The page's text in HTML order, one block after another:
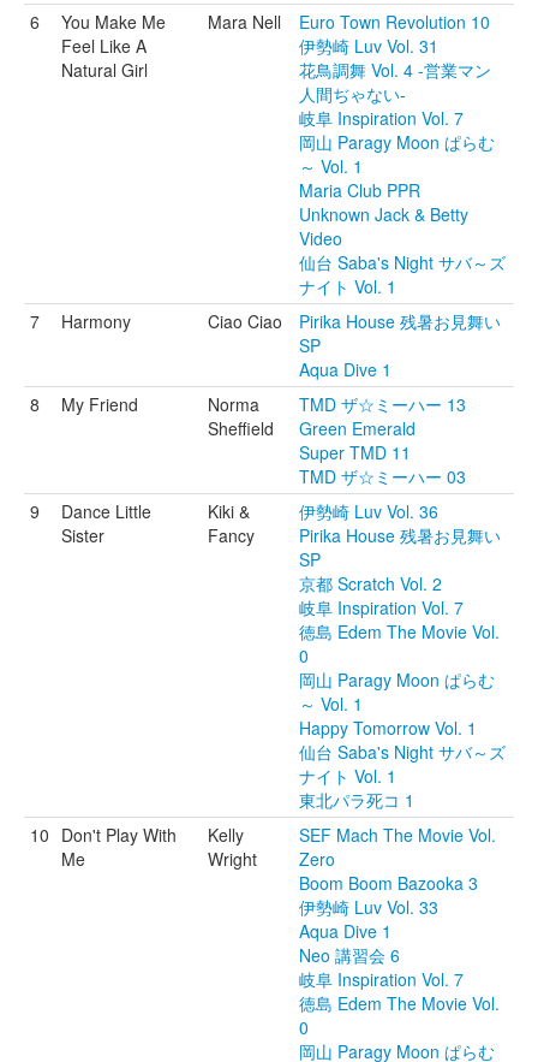
6
You Make Me
Feel Like A
Natural Girl
Mara Nell
Euro Town Revolution 10
伊勢崎 Luv Vol. 31
花鳥調舞 Vol. 4 -営業マン
人間ぢゃない-
岐阜 Inspiration Vol. 7
岡山 Paragy Moon ぱらむ
～ Vol. 1
Maria Club PPR
Unknown Jack & Betty
Video
仙台 Saba's Night サバ～ズ
ナイト Vol. 1
7
Harmony Ciao Ciao
Pirika House 残暑お見舞い
SP
Aqua Dive 1
8
My Friend
Norma
Sheffield
TMD ザ☆ミーハー 13
Green Emerald
Super TMD 11
TMD ザ☆ミーハー 03
9
Dance Little
Sister
Kiki &
Fancy
伊勢崎 Luv Vol. 36
Pirika House 残暑お見舞い
SP
京都 Scratch Vol. 2
岐阜 Inspiration Vol. 7
徳島 Edem The Movie Vol.
0
岡山 Paragy Moon ぱらむ
～ Vol. 1
Happy Tomorrow Vol. 1
仙台 Saba's Night サバ～ズ
ナイト Vol. 1
東北パラ死コ 1
10 Don't Play With
Me
Kelly
Wright
SEF Mach The Movie Vol.
Zero
Boom Boom Bazooka 3
伊勢崎 Luv Vol. 33
Aqua Dive 1
Neo 講習会 6
岐阜 Inspiration Vol. 7
徳島 Edem The Movie Vol.
0
岡山 Paragy Moon ぱらむ